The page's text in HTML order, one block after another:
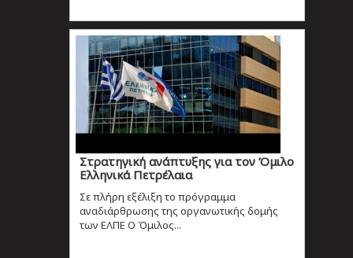
Στρατηγική ανάπτυξης για τον Όμιλο
Ελληνικά Πετρέλαια
Σε πλήρη εξέλιξη το πρόγραμμα
αναδιάρθρωσης της οργανωτικής δομής
των ΕΛΠΕ Ο Όμιλος...